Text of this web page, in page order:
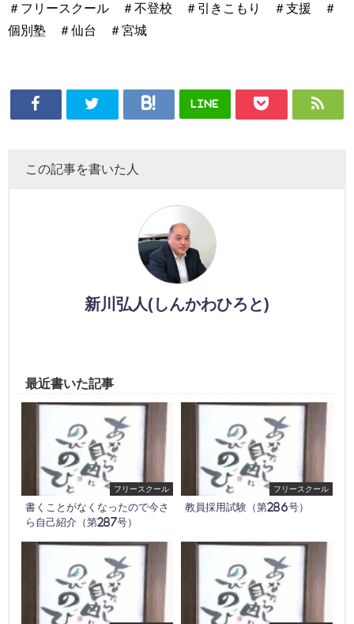
＃フリースクール ＃不登校 ＃引きこもり ＃支援 ＃
個別塾 ＃仙台 ＃宮城
LINE
この記事を書いた人
新川弘人(しんかわひろと)
最近書いた記事
フリースクール
書くことがなくなったので今さ
ら自己紹介（第287号）
フリースクール
教員採用試験（第286号）